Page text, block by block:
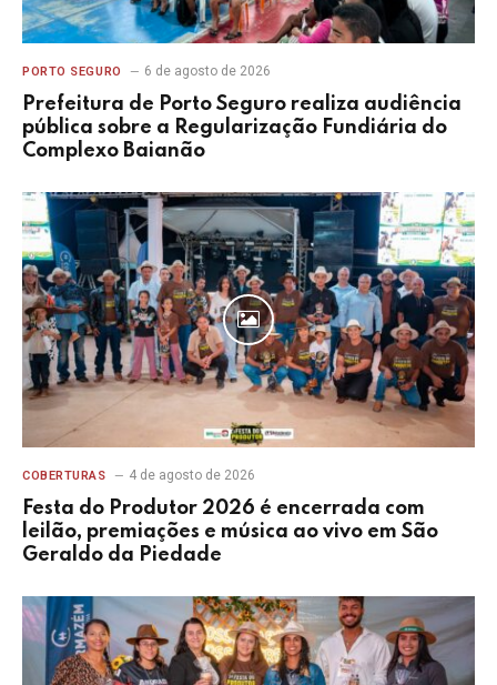
PORTO SEGURO 6 de agosto de 2026
Prefeitura de Porto Seguro realiza audiência
pública sobre a Regularização Fundiária do
Complexo Baianão
COBERTURAS 4 de agosto de 2026
Festa do Produtor 2026 é encerrada com
leilão, premiações e música ao vivo em São
Geraldo da Piedade